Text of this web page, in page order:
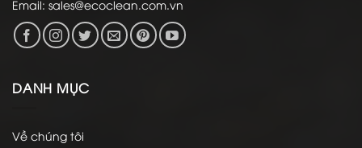
Email: sales@ecoclean.com.vn
DANH MỤC
Về chúng tôi